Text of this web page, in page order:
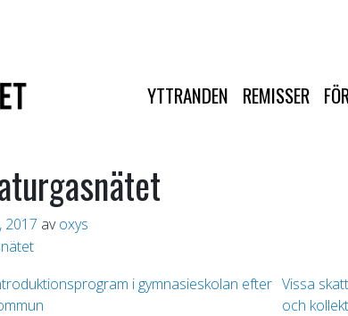
YTTRANDEN REMISSER
2017 av oxys
i gymnasieskolan efter Vissa
och